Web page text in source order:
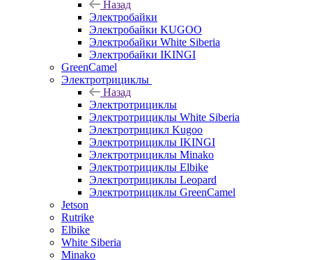
Назад
Электробайки
Электробайки KUGOO
Электробайки White Siberia
Электробайки IKINGI
GreenCamel
Электротрициклы
Назад
Электротрициклы
Электротрициклы White Siberia
Электротрицикл Kugoo
Электротрициклы IKINGI
Электротрициклы Minako
Электротрициклы Elbike
Электротрициклы Leopard
Электротрициклы GreenCamel
Jetson
Rutrike
Elbike
White Siberia
Minako